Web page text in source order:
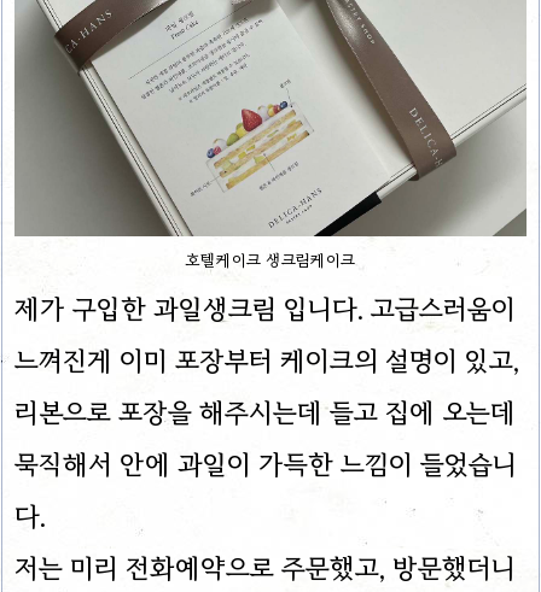
호텔케이크 생크림케이크
제가 구입한 과일생크림 입니다. 고급스러움이
느껴진게 이미 포장부터 케이크의 설명이 있고,
리본으로 포장을 해주시는데 들고 집에 오는데
묵직해서 안에 과일이 가득한 느낌이 들었습니
다.
저는 미리 전화예약으로 주문했고, 방문했더니